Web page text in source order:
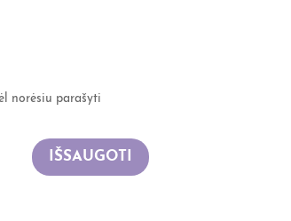
norėsiu parašyti
IŠSAUGOTI